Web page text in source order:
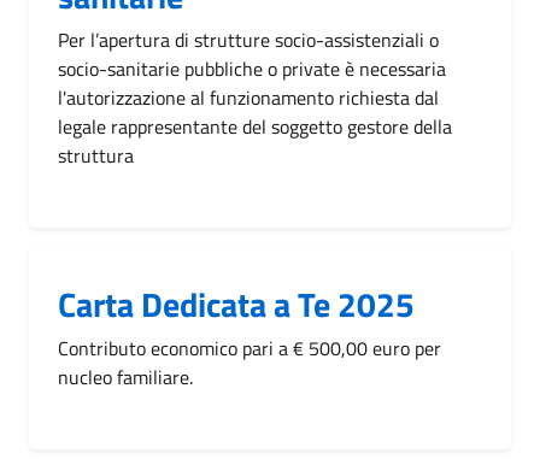
Per l’apertura di strutture socio-assistenziali o
socio-sanitarie pubbliche o private è necessaria
l'autorizzazione al funzionamento richiesta dal
legale rappresentante del soggetto gestore della
struttura
Carta Dedicata a Te 2025
Contributo economico pari a € 500,00 euro per
nucleo familiare.